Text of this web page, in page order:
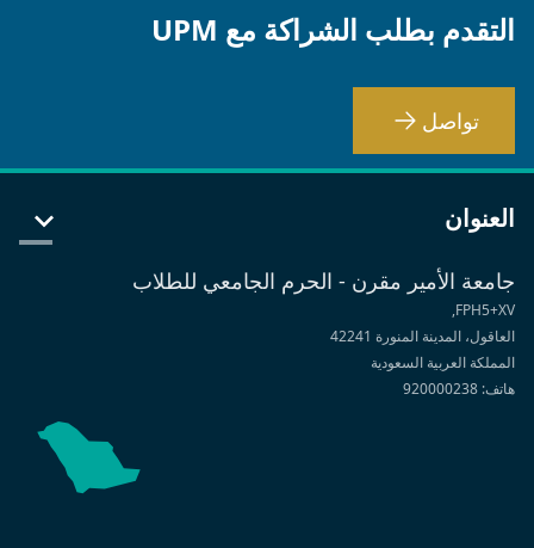
التقدم بطلب الشراكة مع UPM
تواصل
العنوان
جامعة الأمير مقرن - الحرم الجامعي للطلاب
FPH5+XV,
العاقول، المدينة المنورة 42241
المملكة العربية السعودية
هاتف: 920000238